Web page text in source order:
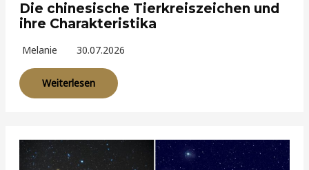
Die chinesische Tierkreiszeichen und
ihre Charakteristika
Melanie 30.07.2026
Weiterlesen